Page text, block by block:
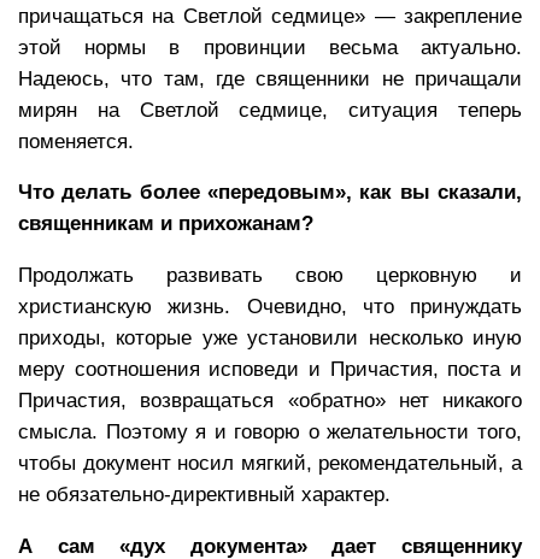
причащаться на Светлой седмице» — закрепление
этой нормы в провинции весьма актуально.
Надеюсь, что там, где священники не причащали
мирян на Светлой седмице, ситуация теперь
поменяется.
Что делать более «передовым», как вы сказали,
священникам и прихожанам?
Продолжать развивать свою церковную и
христианскую жизнь. Очевидно, что принуждать
приходы, которые уже установили несколько иную
меру соотношения исповеди и Причастия, поста и
Причастия, возвращаться «обратно» нет никакого
смысла. Поэтому я и говорю о желательности того,
чтобы документ носил мягкий, рекомендательный, а
не обязательно-директивный характер.
А сам «дух документа» дает священнику